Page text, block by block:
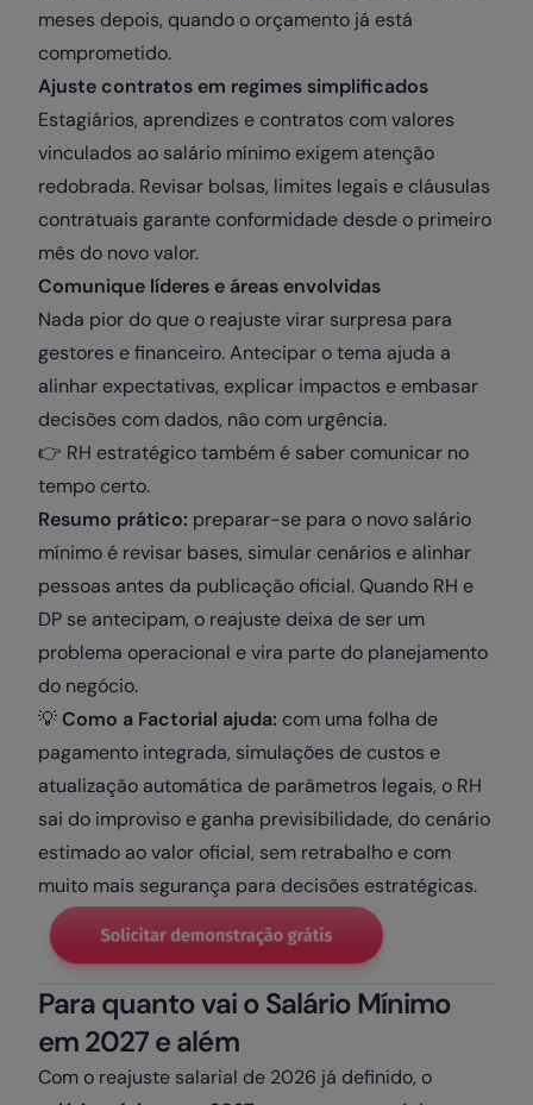
meses depois, quando o orçamento já está
comprometido.
Ajuste contratos em regimes simplificados
Estagiários, aprendizes e contratos com valores
vinculados ao salário mínimo exigem atenção
redobrada. Revisar bolsas, limites legais e cláusulas
contratuais garante conformidade desde o primeiro
mês do novo valor.
Comunique líderes e áreas envolvidas
Nada pior do que o reajuste virar surpresa para
gestores e financeiro. Antecipar o tema ajuda a
alinhar expectativas, explicar impactos e embasar
decisões com dados, não com urgência.
👉 RH estratégico também é saber comunicar no
tempo certo.
Resumo prático: preparar-se para o novo salário
mínimo é revisar bases, simular cenários e alinhar
pessoas antes da publicação oficial. Quando RH e
DP se antecipam, o reajuste deixa de ser um
problema operacional e vira parte do planejamento
do negócio.
💡Como a Factorial ajuda: com uma folha de
pagamento integrada, simulações de custos e
atualização automática de parâmetros legais, o RH
sai do improviso e ganha previsibilidade, do cenário
estimado ao valor oficial, sem retrabalho e com
muito mais segurança para decisões estratégicas.
Para quanto vai o Salário Mínimo
em 2027 e além
Com o reajuste salarial de 2026 já definido, o